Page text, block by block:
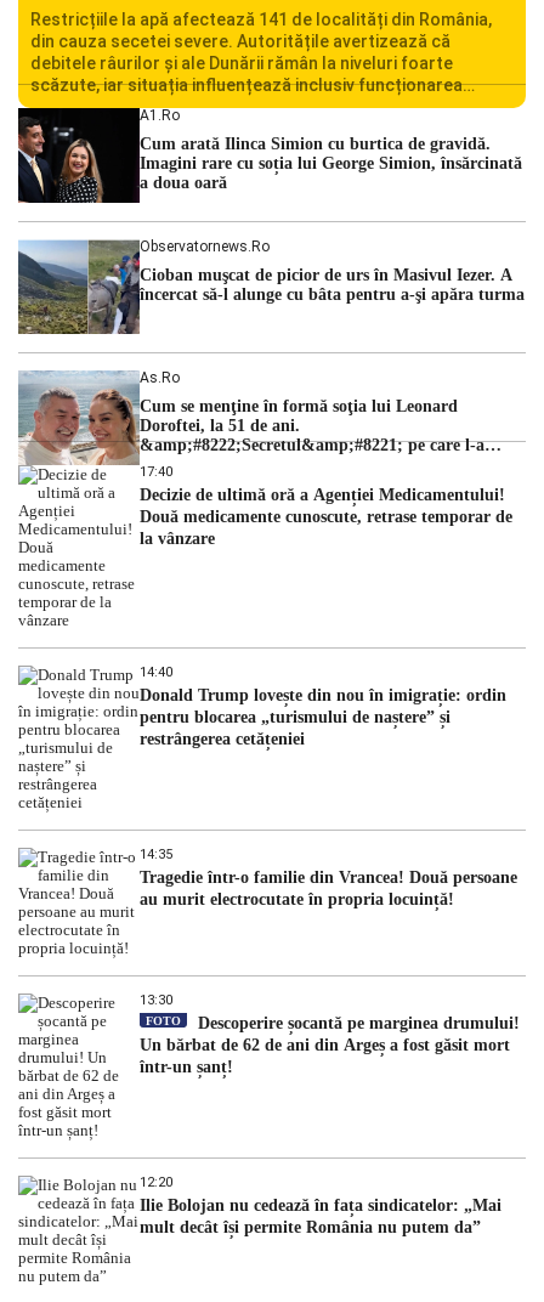
Restricțiile la apă afectează 141 de localități din România,
din cauza secetei severe. Autoritățile avertizează că
debitele râurilor și ale Dunării rămân la niveluri foarte
scăzute, iar situația influențează inclusiv funcționarea
Centralei Nucleare de la Cernavodă. România se confruntă
cu una dintre cele mai dificile perioade din punct de vedere
hidrologic din ultimii ani. Lipsa […]
A1.ro
Cum arată Ilinca Simion cu burtica de gravidă.
Imagini rare cu soția lui George Simion, însărcinată
a doua oară
Observatornews.ro
Cioban muşcat de picior de urs în Masivul Iezer. A
încercat să-l alunge cu bâta pentru a-şi apăra turma
As.ro
Cum se menţine în formă soţia lui Leonard
Doroftei, la 51 de ani.
&amp;#8222;Secretul&amp;#8221; pe care l-a
dezvăluit
17:40
Decizie de ultimă oră a Agenției Medicamentului!
Două medicamente cunoscute, retrase temporar de
la vânzare
14:40
Donald Trump lovește din nou în imigrație: ordin
pentru blocarea „turismului de naștere” și
restrângerea cetățeniei
14:35
Tragedie într-o familie din Vrancea! Două persoane
au murit electrocutate în propria locuință!
13:30
FOTO
Descoperire șocantă pe marginea drumului!
Un bărbat de 62 de ani din Argeș a fost găsit mort
într-un șanț!
12:20
Ilie Bolojan nu cedează în fața sindicatelor: „Mai
mult decât își permite România nu putem da”